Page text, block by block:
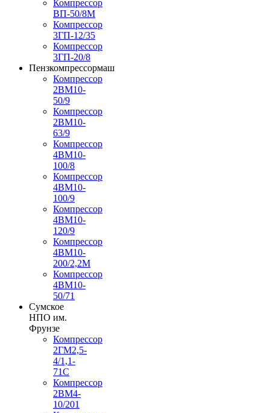
Компрессор
ВП-50/8М
Компрессор
3ГП-12/35
Компрессор
3ГП-20/8
Пензкомпрессормаш
Компрессор
2ВМ10-
50/9
Компрессор
2ВМ10-
63/9
Компрессор
4ВМ10-
100/8
Компрессор
4ВМ10-
100/9
Компрессор
4ВМ10-
120/9
Компрессор
4ВМ10-
200/2,2М
Компрессор
4ВМ10-
50/71
Сумское
НПО им.
Фрунзе
Компрессор
2ГМ2,5-
4/1,1-
71С
Компрессор
2ВМ4-
10/201